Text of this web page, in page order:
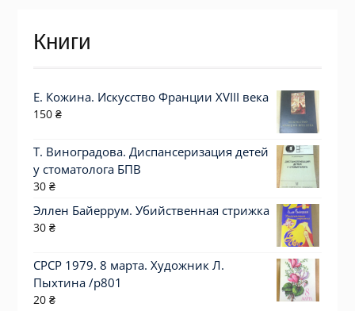
Книги
Е. Кожина. Искусство Франции XVIII века
150 ₴
Т. Виноградова. Диспансеризация детей
у стоматолога БПВ
30 ₴
Эллен Байеррум. Убийственная стрижка
30 ₴
СРСР 1979. 8 марта. Художник Л.
Пыхтина /р801
20 ₴